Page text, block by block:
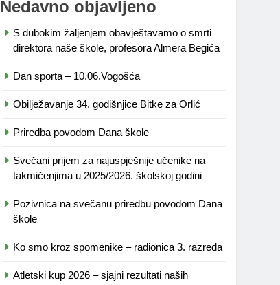
Nedavno objavljeno
S dubokim žaljenjem obavještavamo o smrti
direktora naše škole, profesora Almera Begića
Dan sporta – 10.06.Vogošća
Obilježavanje 34. godišnjice Bitke za Orlić
Priredba povodom Dana škole
Svečani prijem za najuspješnije učenike na
takmičenjima u 2025/2026. školskoj godini
Pozivnica na svečanu priredbu povodom Dana
škole
Ko smo kroz spomenike – radionica 3. razreda
Atletski kup 2026 – sjajni rezultati naših